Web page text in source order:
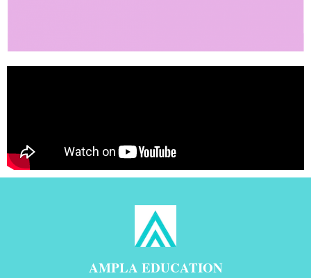
AMPLA EDUCATION